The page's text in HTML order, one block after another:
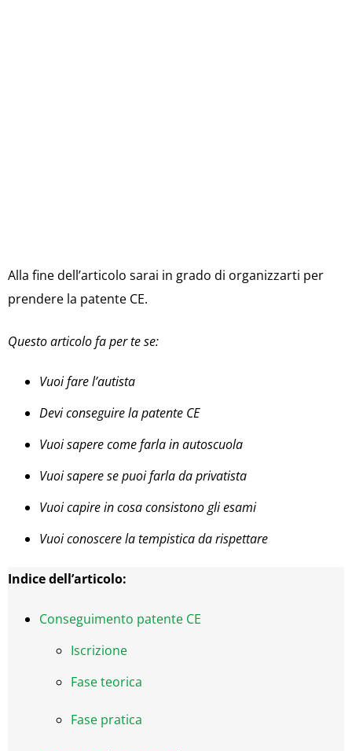
Alla fine dell’articolo sarai in grado di organizzarti per
prendere la patente CE.
Questo articolo fa per te se:
Vuoi fare l’autista
Devi conseguire la patente CE
Vuoi sapere come farla in autoscuola
Vuoi sapere se puoi farla da privatista
Vuoi capire in cosa consistono gli esami
Vuoi conoscere la tempistica da rispettare
Indice dell’articolo:
Conseguimento patente CE
Iscrizione
Fase teorica
Fase pratica